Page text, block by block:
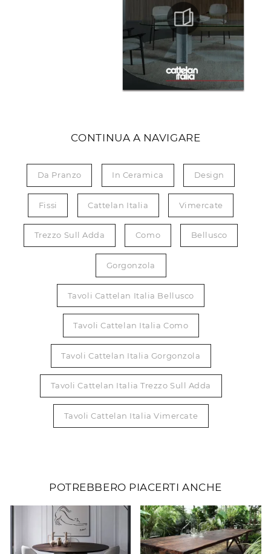
CONTINUA A NAVIGARE
Da Pranzo In Ceramica Design
Fissi Cattelan Italia Vimercate
Trezzo Sull Adda Como Bellusco
Gorgonzola
Tavoli Cattelan Italia Bellusco
Tavoli Cattelan Italia Como
Tavoli Cattelan Italia Gorgonzola
Tavoli Cattelan Italia Trezzo Sull Adda
Tavoli Cattelan Italia Vimercate
POTREBBERO PIACERTI ANCHE